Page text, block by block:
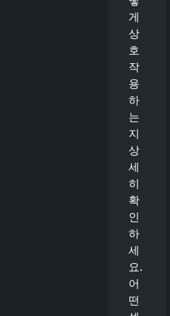
게
상
호
작
용
하
는
지
상
세
히
확
인
하
세
요.
어
떤